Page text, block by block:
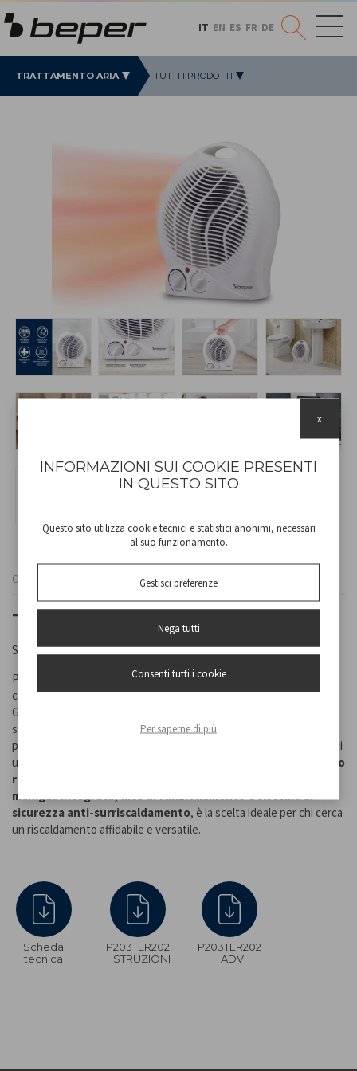
IT EN ES FR DE
TRATTAMENTO ARIA TUTTI I PRODOTTI
Cod
TERMOVENTILATORE
Scalda ogni ambiente con il Termoventilatore Compatto Beper!
Progettato per offrire comfort e praticità, questo dispositivo
combina prestazioni efficienti con un design compatto e moderno.
Grazie ai suoi
scegliere tra un risparmio energetico ottimale o il massimo calore
per le giornate più fredde. La
permette di
utilizzarlo tutto l’anno per il ricircolo dell’aria, mentre il
termostato
regolabile
maniglia integrata, luce di funzionamento e sistema di
sicurezza anti-surriscaldamento, è la scelta ideale per chi cerca
un riscaldamento affidabile e versatile.
Scheda
tecnica
P203TER202_
ISTRUZIONI
P203TER202_
ADV
INFORMAZIONI SUI COOKIE PRESENTI
IN QUESTO SITO
Questo sito utilizza cookie tecnici e statistici anonimi, necessari
al suo funzionamento.
Gestisci preferenze
Nega tutti
Consenti tutti i cookie
Per saperne di più
x